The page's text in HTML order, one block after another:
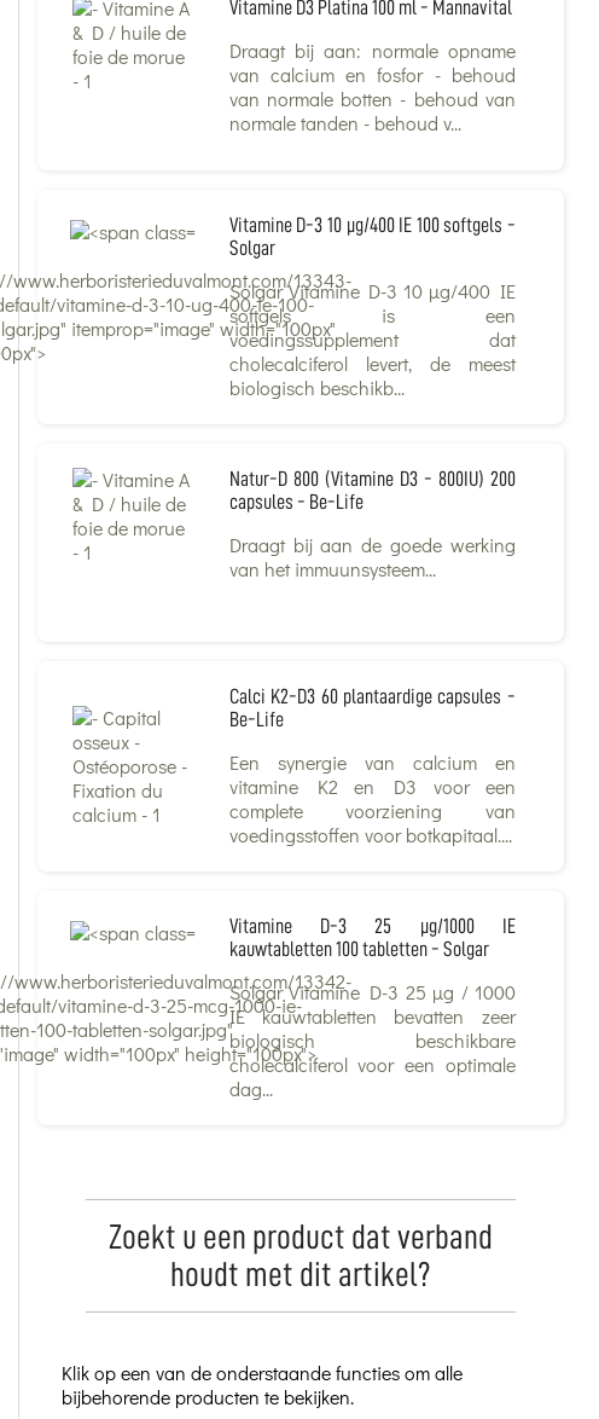
Vitamine D3 Platina 100 ml - Mannavital
Draagt bij aan: normale opname
van calcium en fosfor - behoud
van normale botten - behoud van
normale tanden - behoud v...
www.herboristerieduvalmont.com/13343-
vitamine-d-3-10-ug-400-ie-100-
itemprop="image" width="100px"
Vitamine D-3 10 µg/400 IE 100 softgels -
Solgar
Solgar Vitamine D-3 10 µg/400 IE
softgels is een
voedingssupplement dat
cholecalciferol levert, de meest
biologisch beschikb...
Natur-D 800 (Vitamine D3 - 800IU) 200
capsules - Be-Life
Draagt bij aan de goede werking
van het immuunsysteem...
Calci K2-D3 60 plantaardige capsules -
Be-Life
Een synergie van calcium en
vitamine K2 en D3 voor een
complete voorziening van
voedingsstoffen voor botkapitaal....
www.herboristerieduvalmont.com/13342-
vitamine-d-3-25-mcg-1000-ie-
100-tabletten-solgar.jpg"
width="100px" height="100px">
Vitamine D-3 25 µg/1000 IE
kauwtabletten 100 tabletten - Solgar
Solgar Vitamine D-3 25 µg / 1000
IE kauwtabletten bevatten zeer
biologisch beschikbare
cholecalciferol voor een optimale
dag...
Zoekt u een product dat verband
houdt met dit artikel?
Klik op een van de onderstaande functies om alle
bijbehorende producten te bekijken.